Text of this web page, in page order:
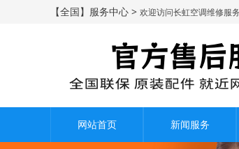
【全国】服务中心 > 欢迎访问长虹空调维修服
网站首页 新闻服务